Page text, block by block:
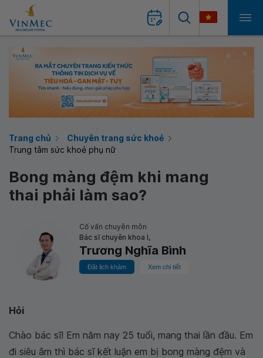
Trang chủ
Chuyên trang sức khoẻ
Trung tâm sức khoẻ phụ nữ
Bong màng đệm khi mang
thai phải làm sao?
Cố vấn chuyên môn
Bác sĩ chuyên khoa I,
Trương Nghĩa Bình
Đặt lịch khám Xem chi tiết
Hỏi
Chào bác sĩ! Em năm nay 25 tuổi, mang thai lần đầu. Em
đi siêu âm thì bác sĩ kết luận em bị bong màng đệm và